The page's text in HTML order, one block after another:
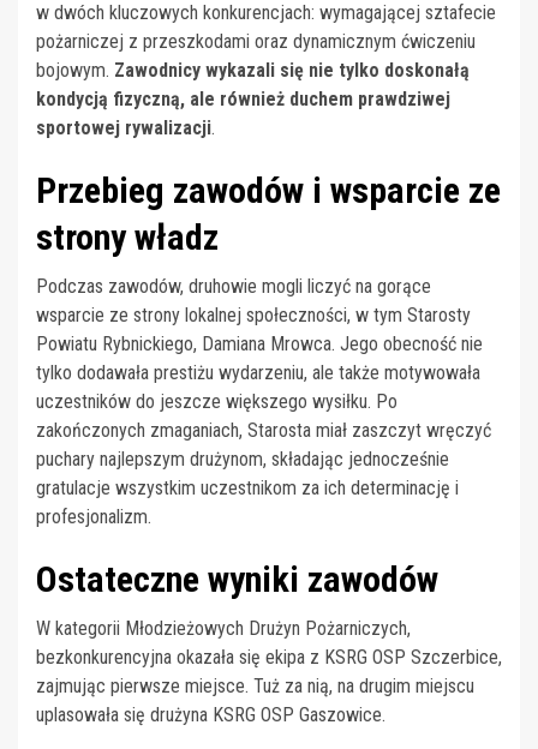
w dwóch kluczowych konkurencjach: wymagającej sztafecie
pożarniczej z przeszkodami oraz dynamicznym ćwiczeniu
bojowym. Zawodnicy wykazali się nie tylko doskonałą
kondycją fizyczną, ale również duchem prawdziwej
sportowej rywalizacji.
Przebieg zawodów i wsparcie ze
strony władz
Podczas zawodów, druhowie mogli liczyć na gorące
wsparcie ze strony lokalnej społeczności, w tym Starosty
Powiatu Rybnickiego, Damiana Mrowca. Jego obecność nie
tylko dodawała prestiżu wydarzeniu, ale także motywowała
uczestników do jeszcze większego wysiłku. Po
zakończonych zmaganiach, Starosta miał zaszczyt wręczyć
puchary najlepszym drużynom, składając jednocześnie
gratulacje wszystkim uczestnikom za ich determinację i
profesjonalizm.
Ostateczne wyniki zawodów
W kategorii Młodzieżowych Drużyn Pożarniczych,
bezkonkurencyjna okazała się ekipa z KSRG OSP Szczerbice,
zajmując pierwsze miejsce. Tuż za nią, na drugim miejscu
uplasowała się drużyna KSRG OSP Gaszowice.